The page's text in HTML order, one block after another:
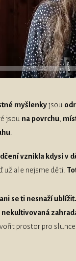
myšlenkyjsou
jsou na povrchu
vznikla kdysi v
už ale nejsme děti.
se ti nesnaží ublížit.
nekultivovaná
prostor pro slunce